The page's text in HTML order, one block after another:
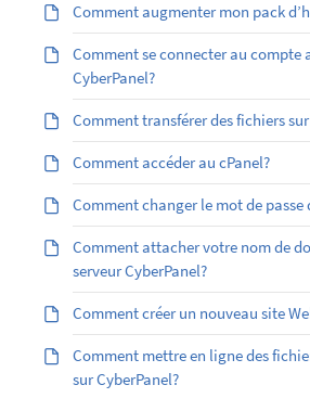
Comment augmenter mon pack
Comment se connecter au
CyberPanel?
Comment transférer des fichiers
Comment accéder au cPanel?
Comment changer le mot de passe
Comment attacher votre nom de
serveur CyberPanel?
Comment créer un nouveau site
Comment mettre en ligne des
sur CyberPanel?